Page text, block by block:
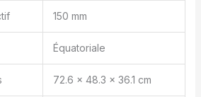
150 mm
Équatoriale
72.6 x 48.3 x 36.1 cm